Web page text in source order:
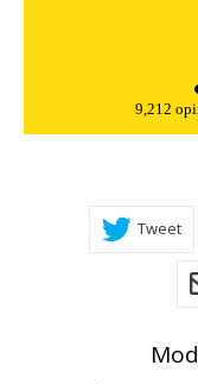
9,212
Tweet